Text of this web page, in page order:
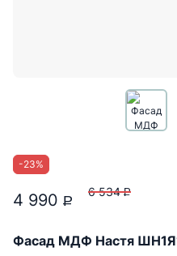
-23%
4 990 P
6 534 P
Фасад МДФ Настя